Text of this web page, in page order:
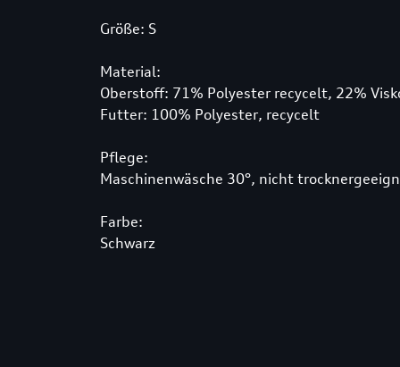
Größe: S
Material:
Oberstoff: 71% Polyester recycelt, 22%
Futter: 100% Polyester, recycelt
Pflege:
Maschinenwäsche 30°, nicht
Farbe:
Schwarz